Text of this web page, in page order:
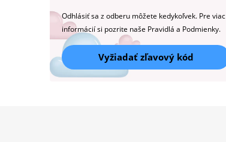
Odhlásiť sa z odberu môžete kedykoľvek. Pre viac
informácií si pozrite naše Pravidlá a Podmienky.
Vyžiadať zľavový kód